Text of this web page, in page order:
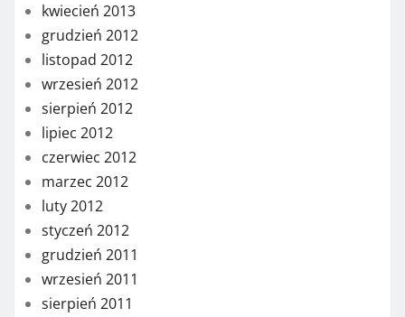
kwiecień 2013
grudzień 2012
listopad 2012
wrzesień 2012
sierpień 2012
lipiec 2012
czerwiec 2012
marzec 2012
luty 2012
styczeń 2012
grudzień 2011
wrzesień 2011
sierpień 2011